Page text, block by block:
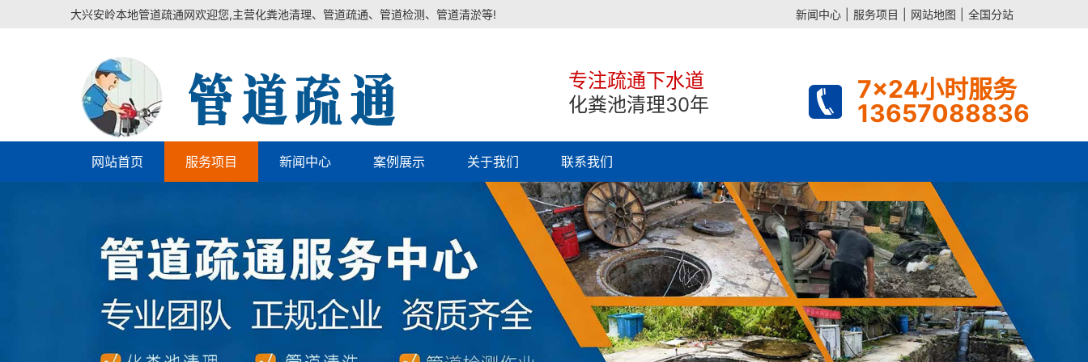
大兴安岭本地管道疏通网欢迎您,主营化粪池清理、管道疏通、管道检测、管道清淤等! 新闻中心 服务项目 网站地图 全国分站
专注疏通下水道
化粪池清理30年
7x24小时服务
13657088836
网站首页 服务项目 新闻中心 案例展示 关于我们 联系我们